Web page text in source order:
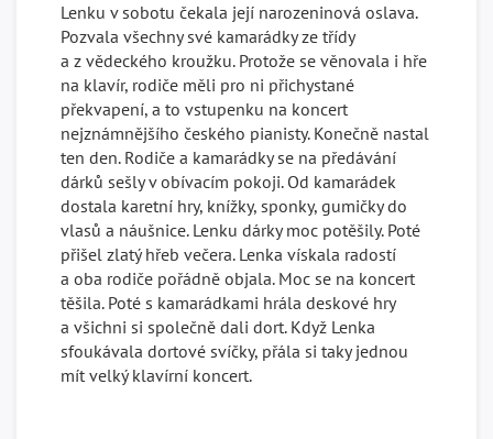
Lenku v sobotu čekala její narozeninová oslava.
Pozvala všechny své kamarádky ze třídy
a z vědeckého kroužku. Protože se věnovala i hře
na klavír, rodiče měli pro ni přichystané
překvapení, a to vstupenku na koncert
nejznámnějšího českého pianisty. Konečně nastal
ten den. Rodiče a kamarádky se na předávání
dárků sešly v obívacím pokoji. Od kamarádek
dostala karetní hry, knížky, sponky, gumičky do
vlasů a náušnice. Lenku dárky moc potěšily. Poté
přišel zlatý hřeb večera. Lenka vískala radostí
a oba rodiče pořádně objala. Moc se na koncert
těšila. Poté s kamarádkami hrála deskové hry
a všichni si společně dali dort. Když Lenka
sfoukávala dortové svíčky, přála si taky jednou
mít velký klavírní koncert.